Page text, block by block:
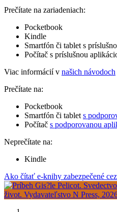
Prečítate na zariadeniach:
Pocketbook
Kindle
Smartfón či tablet s
Počítač s príslušnou
Viac informácií v našich návodoch
Prečítate na:
Pocketbook
Smartfón či tablet s
Počítač s podporovanou
Neprečítate na:
Kindle
Ako čítať e-knihy zabezpečené